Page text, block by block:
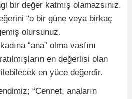
bir değer katmış olamazsınız.
“o bir güne veya birkaç
olursunuz.
“ana” olma vasfını
en değerlisi olan
en yüce değerdir.
“Cennet, anaların